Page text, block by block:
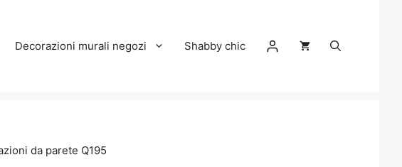
Decorazioni murali negozi Shabby chic
da parete Q195